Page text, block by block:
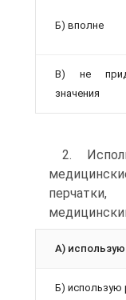
Б) вполне
В) не
значения
2.
А)
Б) использую